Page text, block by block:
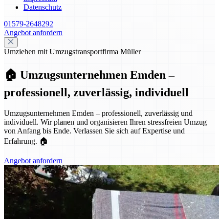
Datenschutz
01579-2648292
Angebot anfordern
Umziehen mit Umzugstransportfirma Müller
🏠 Umzugsunternehmen Emden –
professionell, zuverlässig, individuell
Umzugsunternehmen Emden – professionell, zuverlässig und
individuell. Wir planen und organisieren Ihren stressfreien Umzug
von Anfang bis Ende. Verlassen Sie sich auf Expertise und
Erfahrung. 🏠
Angebot anfordern